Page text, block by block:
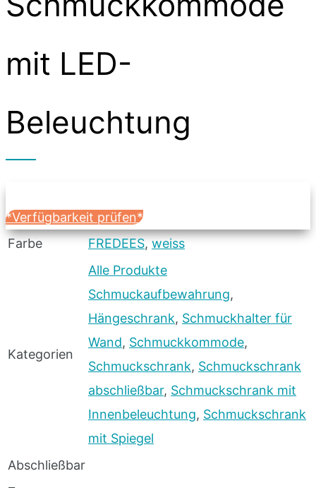
mit LED-
Beleuchtung
*Verfügbarkeit prüfen*
Farbe
FREDEES, weiss
Kategorien
Alle Produkte
Schmuckaufbewahrung,
Hängeschrank, Schmuckhalter für
Wand, Schmuckkommode,
Schmuckschrank, Schmuckschrank
abschließbar, Schmuckschrank mit
Innenbeleuchtung, Schmuckschrank
mit Spiegel
Abschließbar